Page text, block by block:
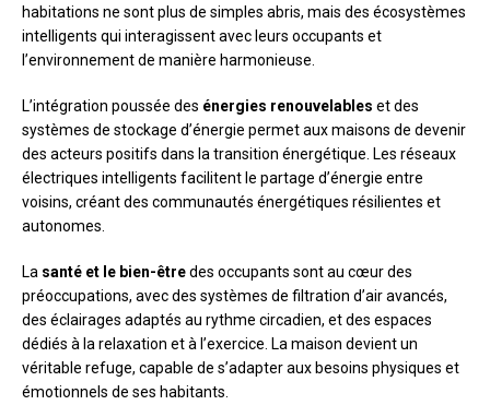
habitations ne sont plus de simples abris, mais des écosystèmes
intelligents qui interagissent avec leurs occupants et
l’environnement de manière harmonieuse.
L’intégration poussée des énergies renouvelables et des
systèmes de stockage d’énergie permet aux maisons de devenir
des acteurs positifs dans la transition énergétique. Les réseaux
électriques intelligents facilitent le partage d’énergie entre
voisins, créant des communautés énergétiques résilientes et
autonomes.
La santé et le bien-êtredes occupants sont au cœur des
préoccupations, avec des systèmes de filtration d’air avancés,
des éclairages adaptés au rythme circadien, et des espaces
dédiés à la relaxation et à l’exercice. La maison devient un
véritable refuge, capable de s’adapter aux besoins physiques et
émotionnels de ses habitants.